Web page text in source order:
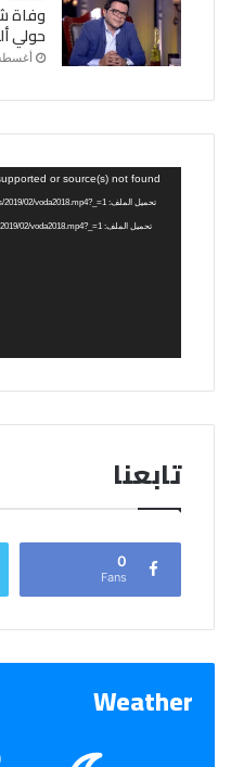
وفاة
حولي
أغسطس 7,
مشغل
الفيديو
or source(s) not found
تحميل الملف: https://7areer.com/wp-content/uploads/2019/02/voda2018.mp4?_=1
تحميل الملف: http://7areer.com/wp-content/uploads/2019/02/voda2018.mp4?_=1
تابعنا
0
Fans
Weather